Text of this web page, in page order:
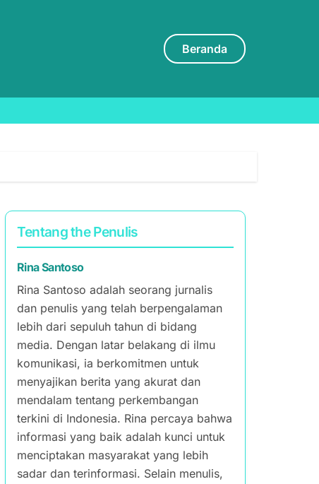
Beranda
Tentang the Penulis
Rina Santoso
Rina Santoso adalah seorang jurnalis
dan penulis yang telah berpengalaman
lebih dari sepuluh tahun di bidang
media. Dengan latar belakang di ilmu
komunikasi, ia berkomitmen untuk
menyajikan berita yang akurat dan
mendalam tentang perkembangan
terkini di Indonesia. Rina percaya bahwa
informasi yang baik adalah kunci untuk
menciptakan masyarakat yang lebih
sadar dan terinformasi. Selain menulis,